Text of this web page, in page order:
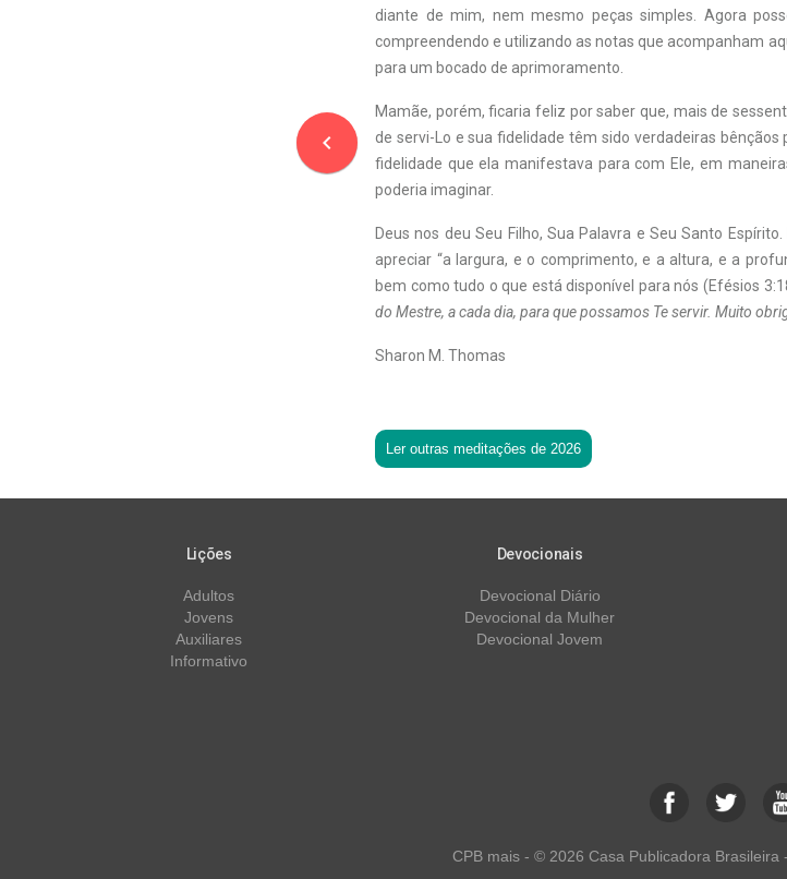
navigate_before
diante de mim, nem mesmo peças simples. Agora
compreendendo e utilizando as notas que acompanham
para um bocado de aprimoramento.
Mamãe, porém, ficaria feliz por saber que, mais de
de servi-Lo e sua fidelidade têm sido verdadeiras
fidelidade que ela manifestava para com Ele, em
poderia imaginar.
Deus nos deu Seu Filho, Sua Palavra e Seu Santo
apreciar “a largura, e o comprimento, e a altura, e a
bem como tudo o que está disponível para nós (Efésios
do Mestre, a cada dia, para que possamos Te servir. Muito
Sharon M. Thomas
Ler outras meditações de 2026
Lições
Adultos
Jovens
Auxiliares
Informativo
Devocionais
Devocional Diário
Devocional da Mulher
Devocional Jovem
CPB mais - © 2026 Casa Publicadora Brasileira